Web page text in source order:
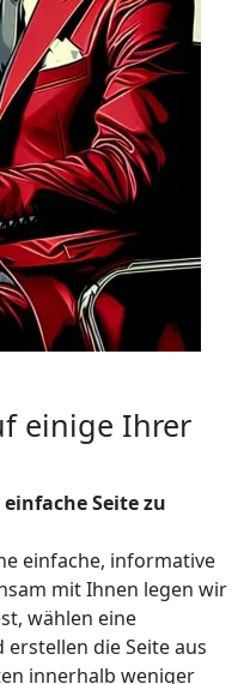
einige Ihrer
Seite zu
einfache, informative
mit Ihnen legen wir
wählen eine
die Seite aus
innerhalb weniger